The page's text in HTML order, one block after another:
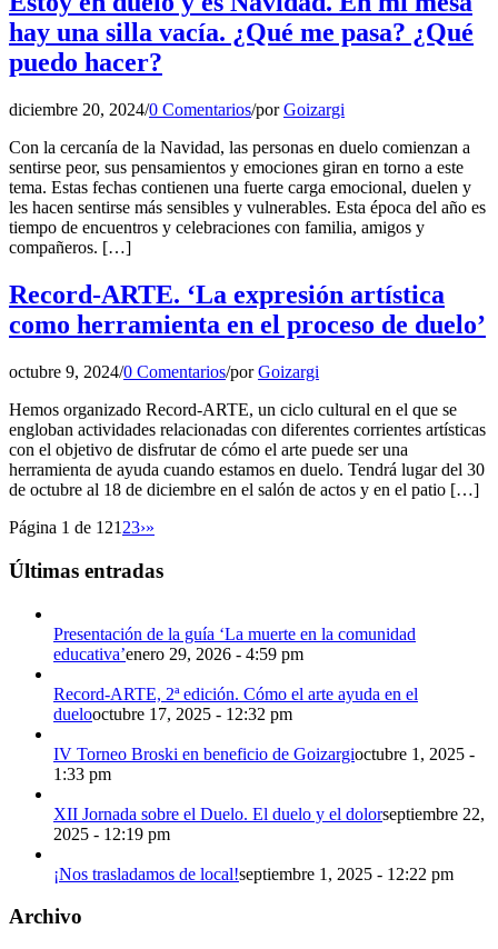
hay una silla vacía. ¿Qué me pasa? ¿Qué
puedo hacer?
diciembre 20, 2024/0 Comentarios/porGoizargi
Con la cercanía de la Navidad, las personas en duelo comienzan a
sentirse peor, sus pensamientos y emociones giran en torno a este
tema. Estas fechas contienen una fuerte carga emocional, duelen y
les hacen sentirse más sensibles y vulnerables. Esta época del año es
tiempo de encuentros y celebraciones con familia, amigos y
compañeros. […]
Record-ARTE. ‘La expresión artística
como herramienta en el proceso de duelo’
octubre 9, 2024/0 Comentarios/porGoizargi
Hemos organizado Record-ARTE, un ciclo cultural en el que se
engloban actividades relacionadas con diferentes corrientes artísticas
con el objetivo de disfrutar de cómo el arte puede ser una
herramienta de ayuda cuando estamos en duelo. Tendrá lugar del 30
de octubre al 18 de diciembre en el salón de actos y en el patio […]
Página 1 de 121 23›»
Últimas entradas
Presentación de la guía ‘La muerte en la comunidad
educativa’enero 29, 2026 - 4:59 pm
Record-ARTE, 2ª edición. Cómo el arte ayuda en el
duelooctubre 17, 2025 - 12:32 pm
IV Torneo Broski en beneficio de Goizargioctubre 1, 2025 -
1:33 pm
XII Jornada sobre el Duelo. El duelo y el dolorseptiembre 22,
2025 - 12:19 pm
¡Nos trasladamos de local!septiembre 1, 2025 - 12:22 pm
Archivo